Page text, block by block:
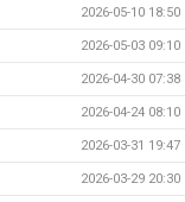
2026-05-10 18:50
2026-05-03 09:10
2026-04-30 07:38
2026-04-24 08:10
2026-03-31 19:47
2026-03-29 20:30